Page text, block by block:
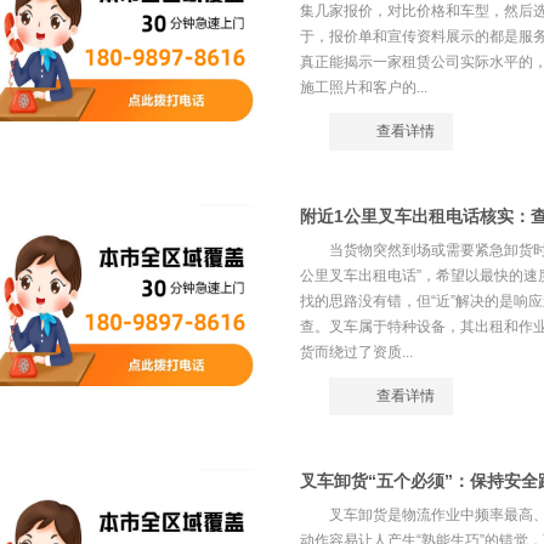
集几家报价，对比价格和车型，然后
于，报价单和宣传资料展示的都是服
真正能揭示一家租赁公司实际水平
施工照片和客户的...
查看详情
附近1公里叉车出租电话核实：
当货物突然到场或需要紧急卸货
公里叉车出租电话”，希望以最快的
找的思路没有错，但“近”解决的是响
查。叉车属于特种设备，其出租和作
货而绕过了资质...
查看详情
叉车卸货“五个必须”：保持安
叉车卸货是物流作业中频率最高
动作容易让人产生“熟能生巧”的错觉